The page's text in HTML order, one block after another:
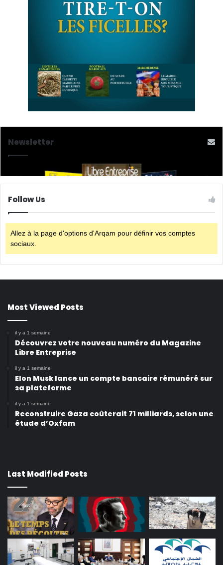
Newsletter
Follow Us
Allez à la page d'options d'Arqam pour définir vos comptes
sociaux.
Most Viewed Posts
il y a 1 semaine
Découvrez votre nouveau numéro du Magazine
Libre Entreprise
il y a 1 semaine
Elon Musk lance un compte bancaire rémunéré sur
sa plateforme
il y a 1 semaine
Reconstruire Gaza coûterait 71 milliards, selon une
étude d’Oxfam
Last Modified Posts